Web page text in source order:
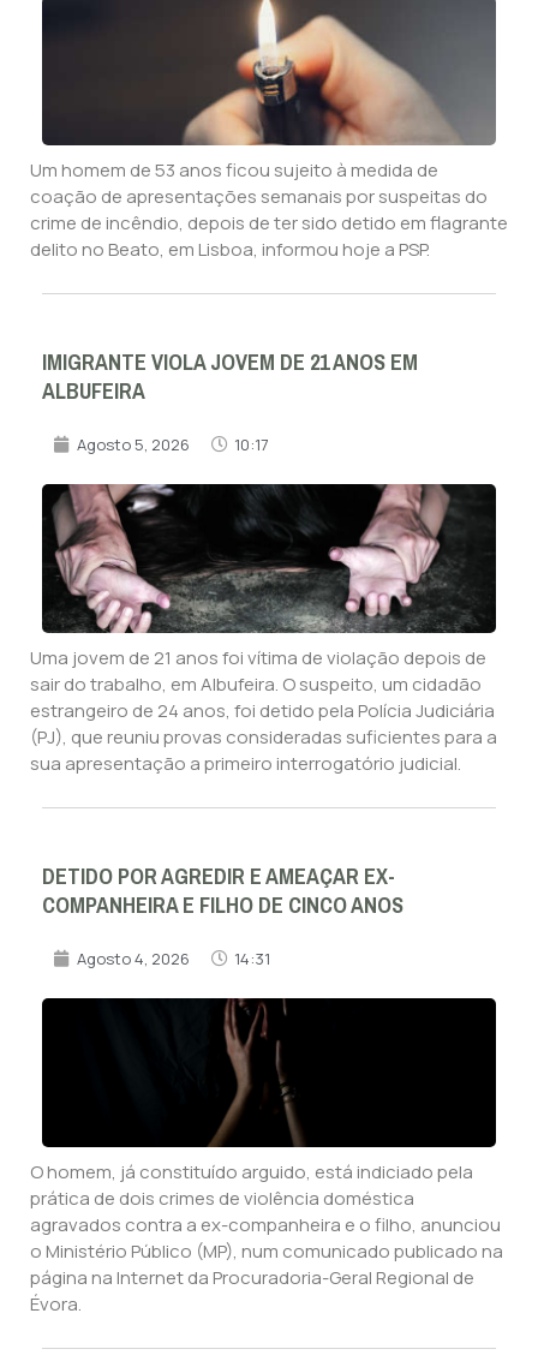
Um homem de 53 anos ficou sujeito à medida de
coação de apresentações semanais por suspeitas do
crime de incêndio, depois de ter sido detido em flagrante
delito no Beato, em Lisboa, informou hoje a PSP.
IMIGRANTE VIOLA JOVEM DE 21 ANOS EM
ALBUFEIRA
Agosto 5, 2026 10:17
Uma jovem de 21 anos foi vítima de violação depois de
sair do trabalho, em Albufeira. O suspeito, um cidadão
estrangeiro de 24 anos, foi detido pela Polícia Judiciária
(PJ), que reuniu provas consideradas suficientes para a
sua apresentação a primeiro interrogatório judicial.
DETIDO POR AGREDIR E AMEAÇAR EX-
COMPANHEIRA E FILHO DE CINCO ANOS
Agosto 4, 2026 14:31
O homem, já constituído arguido, está indiciado pela
prática de dois crimes de violência doméstica
agravados contra a ex-companheira e o filho, anunciou
o Ministério Público (MP), num comunicado publicado na
página na Internet da Procuradoria-Geral Regional de
Évora.